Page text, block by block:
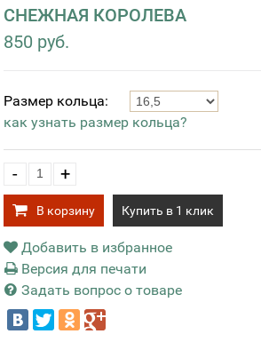
СНЕЖНАЯ КОРОЛЕВА
850 руб.
Размер кольца:
как узнать размер кольца?
- +
В корзину Купить в 1 клик
Добавить в избранное
Версия для печати
Задать вопрос о товаре